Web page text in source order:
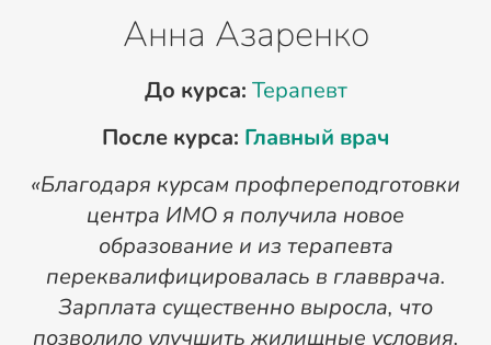
Анна Азаренко
До курса: Терапевт
После курса: Главный врач
«Благодаря курсам профпереподготовки
центра ИМО я получила новое
образование и из терапевта
переквалифицировалась в главврача.
Зарплата существенно выросла, что
позволило улучшить жилищные условия.